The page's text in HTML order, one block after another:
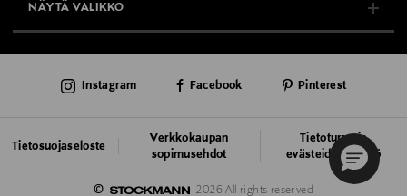
NÄYTÄ VALIKKO
AJANKOHTAISTA
©
2026 All rights reserved
Tietosuojaseloste
Verkkokaupan
sopimusehdot
Tietoturva ja
evästeiden käyttö
Instagram Facebook Pinterest